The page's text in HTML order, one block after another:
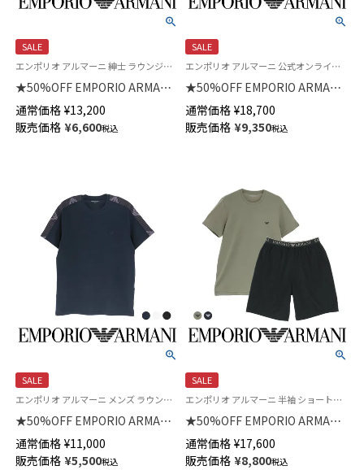
SALE
エンポリオ アルマーニ 紳士 ラウンジウェア
★50%OFF EMPORIO ARMANI
JACQUARD LOGO CREW NECK
T-SHIRT ヘンリーネック 半袖
シャツ メンズ EUサイズ
通常価格 ¥13,200
販売価格 ¥6,600税込
SALE
エンポリオ アルマーニ 公式オンラインショップ 紳士 ラウンジウェア
★50%OFF EMPORIO ARMANI
GARMENT DYED CREW NECK
SWEATSHIRT 長袖 スウェット
EUサイズ メンズ 54007862
通常価格 ¥18,700
販売価格 ¥9,350税込
SALE
エンポリオ アルマーニ メンズ ラウンジウェア 父の日
★50%OFF EMPORIO ARMANI
TEXTURED LOGOBAND CREW
NECK T-SHIRT 半袖 Tシャツ
EUサイズ メンズ 54007737
通常価格 ¥11,000
販売価格 ¥5,500税込
SALE
エンポリオ アルマーニ 半袖 ショートパンツ 部屋着 ルームウェア ブランド 紳士 ラウンジウェア
★50%OFF EMPORIO ARMANI
バミューダパンツパジャマ 【S・
M・Lサイズ】 上下セット
ENDURANCE PYJAMAS エンデ
通常価格 ¥17,600
販売価格 ¥8,800税込